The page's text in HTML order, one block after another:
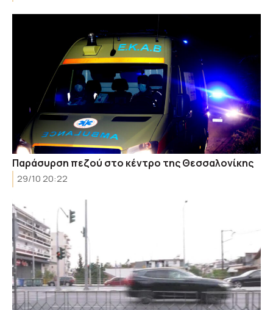
Παράσυρση πεζού στο κέντρο της Θεσσαλονίκης
29/10 20:22